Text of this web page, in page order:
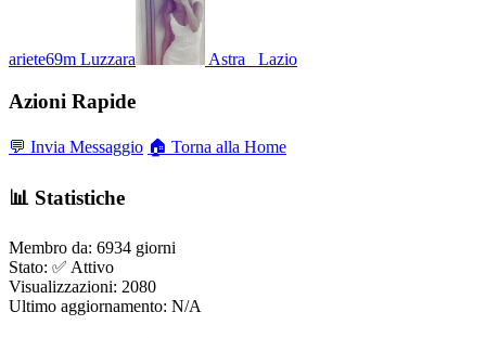
ariete69m Luzzara Astra_ Lazio
Azioni Rapide
💬 Invia Messaggio 🏠 Torna alla Home
📊 Statistiche
Membro da: 6934 giorni
Stato: ✅ Attivo
Visualizzazioni: 2080
Ultimo aggiornamento: N/A